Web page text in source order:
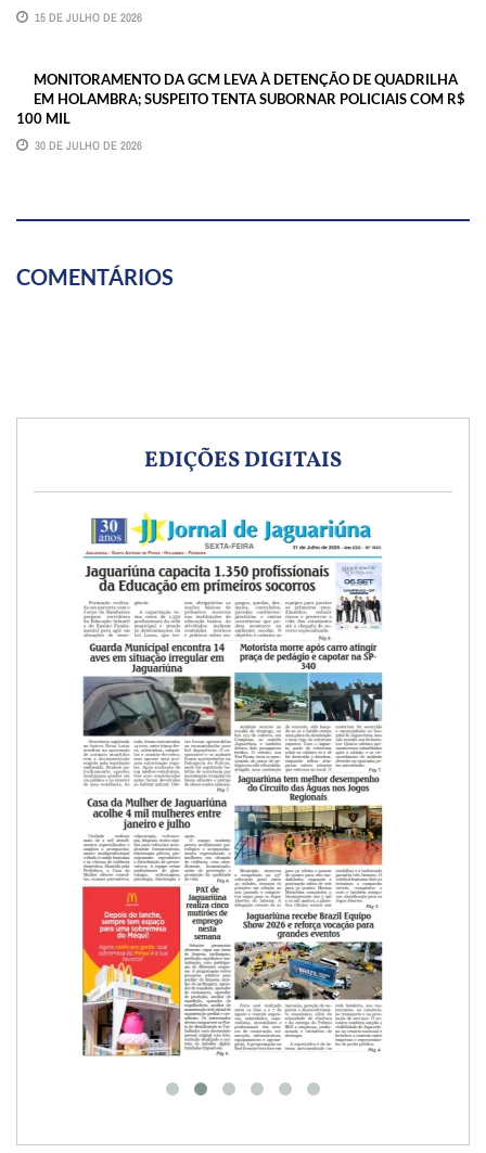
15 DE JULHO DE 2026
MONITORAMENTO DA GCM LEVA À DETENÇÃO DE QUADRILHA
EM HOLAMBRA; SUSPEITO TENTA SUBORNAR POLICIAIS COM R$
100 MIL
30 DE JULHO DE 2026
COMENTÁRIOS
EDIÇÕES DIGITAIS